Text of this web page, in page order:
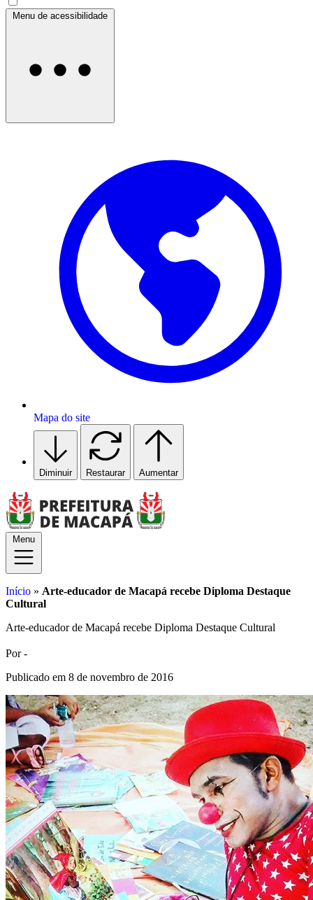
Menu de acessibilidade
Mapa do site
Diminuir Restaurar Aumentar
Menu
Início » Arte-educador de Macapá recebe Diploma Destaque
Cultural
Arte-educador de Macapá recebe Diploma Destaque Cultural
Por -
Publicado em 8 de novembro de 2016